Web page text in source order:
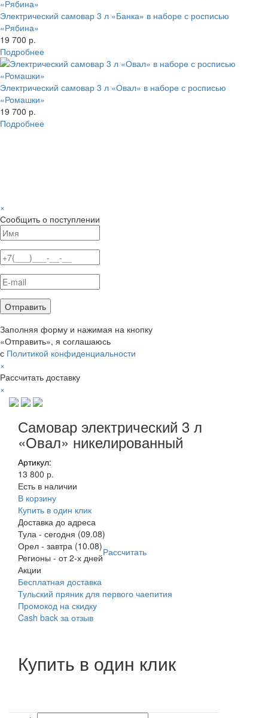
Электрический самовар 3 л «Банка» в наборе с росписью
«Рябина»
19 700 р.
Подробнее
Электрический самовар 3 л «Овал» в наборе с росписью
«Ромашки»
19 700 р.
Подробнее
×
Сообщить о поступлении
Заполняя форму и нажимая на кнопку
«Отправить», я соглашаюсь
с Политикой конфиденциальности
×
Рассчитать доставку
×
Самовар электрический 3 л
«Овал» никелированный
Артикул:
13 800 р.
Есть в наличии
В корзину
Купить в один клик
Доставка до адреса
Тула - сегодня (09.08)
Орел - завтра (10.08)Рассчитать
Регионы - от 2-х дней
Акции
Бесплатная доставка
Тульский пряник для первого чаепития
Промокод на скидку
Cash back за отзыв
Купить в один клик